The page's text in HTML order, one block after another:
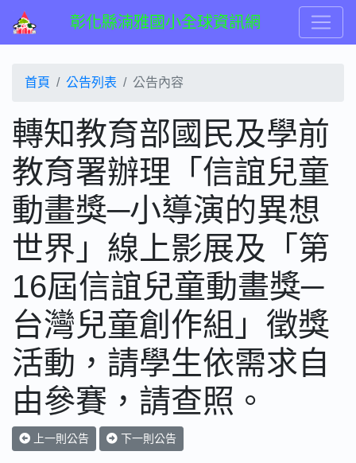
彰化縣湳雅國小全球資訊網
首頁 公告列表 公告內容
轉知教育部國民及學前
教育署辦理「信誼兒童
動畫獎─小導演的異想
世界」線上影展及「第
16屆信誼兒童動畫獎─
台灣兒童創作組」徵獎
活動，請學生依需求自
由參賽，請查照。
上一則公告 下一則公告